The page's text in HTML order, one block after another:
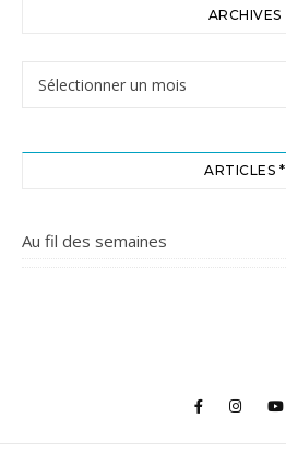
ARCHIVES
Archives
ARTICLES *
Au fil des semaines